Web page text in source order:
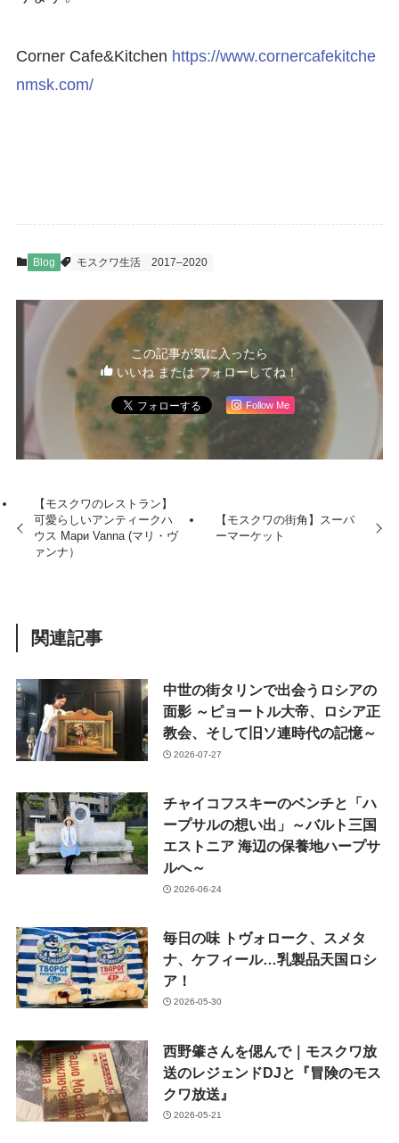
Corner Cafe&Kitchen https://www.cornercafekitche
nmsk.com/
Blog モスクワ生活 2017–2020
この記事が気に入ったら
いいね または フォローしてね！
Follow Me
【モスクワのレストラン】
可愛らしいアンティークハ
ウス Мари Vanna (マリ・ヴ
ァンナ）
【モスクワの街角】スーパ
ーマーケット
関連記事
中世の街タリンで出会うロシアの
面影 ～ピョートル大帝、ロシア正
教会、そして旧ソ連時代の記憶～
2026-07-27
チャイコフスキーのベンチと「ハ
ープサルの想い出」～バルト三国
エストニア 海辺の保養地ハープサ
ルへ～
2026-06-24
毎日の味 トヴォローク、スメタ
ナ、ケフィール…乳製品天国ロシ
ア！
2026-05-30
西野肇さんを偲んで｜モスクワ放
送のレジェンドDJと『冒険のモス
クワ放送』
2026-05-21